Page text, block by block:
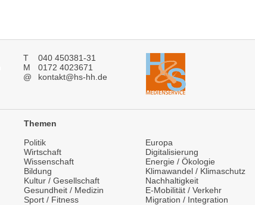
T
040 450381-31
M
0172 4023671
@
kontakt@hs-hh.de
Themen
Politik
Wirtschaft
Wissenschaft
Bildung
Kultur / Gesellschaft
Gesundheit / Medizin
Sport / Fitness
Europa
Digitalisierung
Energie / Ökologie
Klimawandel / Klimaschutz
Nachhaltigkeit
E-Mobilität / Verkehr
Migration / Integration